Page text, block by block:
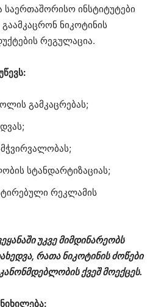
საერთაშორისო ინსტიტუტები
ნიკოტინის
რეგულაცია.
გამკაცრებას;
სტანდარტიზაციას;
რეკლამის
უკვე მიმდინარეობს
რათა ნიკოტინის ძოწები
ქვეშ მოექცეს.